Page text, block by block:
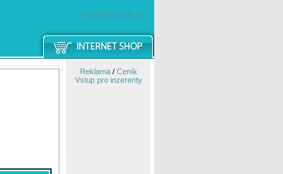
windowsmobile.cz
Reklama/ Ceník
Vstup pro inzerenty